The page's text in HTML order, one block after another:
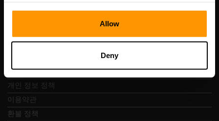
Allow
Deny
콘택트 렌즈
개인 정보 정책
이용약관
환불 정책